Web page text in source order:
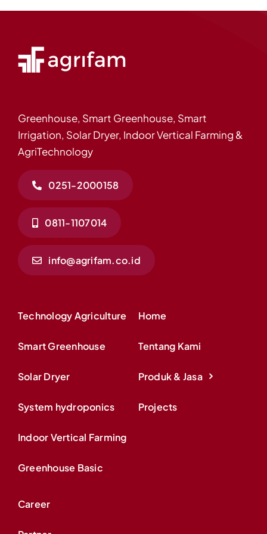
Greenhouse, Smart Greenhouse, Smart
Irrigation, Solar Dryer, Indoor Vertical Farming &
AgriTechnology
0251-2000158
0811-1107014
info@agrifam.co.id
Technology Agriculture
Smart Greenhouse
Solar Dryer
System hydroponics
Indoor Vertical Farming
Greenhouse Basic
Home
Tentang Kami
Produk & Jasa
Projects
Career